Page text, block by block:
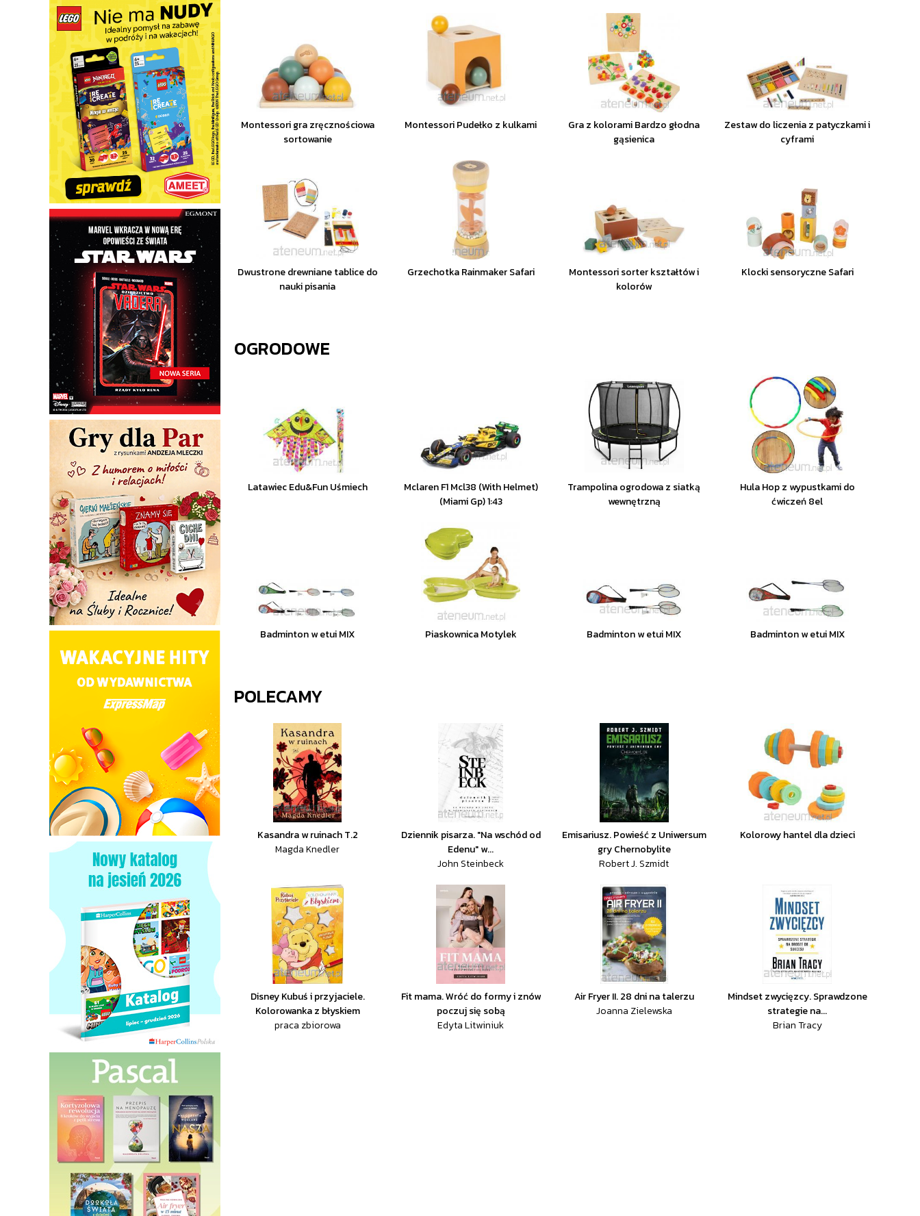
Montessori gra zręcznościowa
sortowanie
Montessori Pudełko z kulkami
Gra z kolorami Bardzo głodna
gąsienica
Zestaw do liczenia z patyczkami i
cyframi
Dwustrone drewniane tablice do
nauki pisania
Grzechotka Rainmaker Safari
Montessori sorter kształtów i
kolorów
Klocki sensoryczne Safari
OGRODOWE
Latawiec Edu&Fun Uśmiech
Mclaren F1 Mcl38 (With Helmet)
(Miami Gp) 1:43
Trampolina ogrodowa z siatką
wewnętrzną
Hula Hop z wypustkami do
ćwiczeń 8el
Badminton w etui MIX Piaskownica Motylek Badminton w etui MIX Badminton w etui MIX
POLECAMY
Kasandra w ruinach T.2
Magda Knedler
Dziennik pisarza. "Na wschód od
Edenu" w...
John Steinbeck
Emisariusz. Powieść z Uniwersum
gry Chernobylite
Robert J. Szmidt
Kolorowy hantel dla dzieci
Disney Kubuś i przyjaciele.
Kolorowanka z błyskiem
praca zbiorowa
Fit mama. Wróć do formy i znów
poczuj się sobą
Edyta Litwiniuk
Air Fryer II. 28 dni na talerzu
Joanna Zielewska
Mindset zwycięzcy. Sprawdzone
strategie na...
Brian Tracy